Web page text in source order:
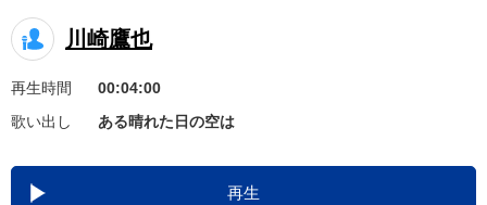
キャンペーン
お知らせ よくあるご質問
DAMの新曲・ランキングなど
カラオケ最新情報をチェック！
川崎鷹也
再生時間
00:04:00
歌い出し
ある晴れた日の空は
再生